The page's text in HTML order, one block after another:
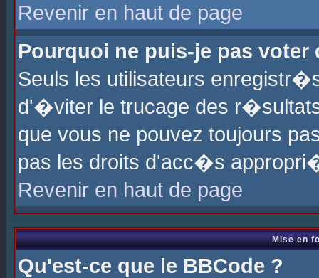
Revenir en haut de page
Pourquoi ne puis-je pas voter
Seuls les utilisateurs
d'�viter le trucage des
que vous ne pouvez toujours
pas les droits d'acc�s
Revenir en haut de page
Mise en
Qu'est-ce que le BBCode ?